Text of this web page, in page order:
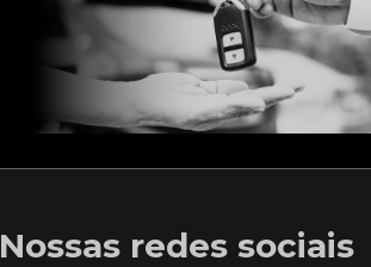
Nossas redes sociais